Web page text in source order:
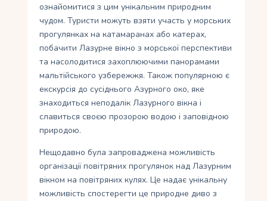
ознайомитися з цим унікальним природним
чудом. Туристи можуть взяти участь у морських
прогулянках на катамаранах або катерах,
побачити Лазурне вікно з морської перспективи
та насолодитися захоплюючими панорамами
мальтійського узбережжя. Також популярною є
екскурсія до сусіднього Азурного око, яке
знаходиться неподалік Лазурного вікна і
славиться своєю прозорою водою і заповідною
природою.
Нещодавно була запроваджена можливість
організації повітряних прогулянок над Лазурним
вікном на повітряних кулях. Це надає унікальну
можливість спостерегти це природне диво з